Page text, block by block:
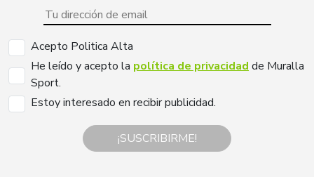
Acepto Politica Alta
He leído y acepto la política de privacidad de Muralla
Sport.
Estoy interesado en recibir publicidad.
¡SUSCRIBIRME!